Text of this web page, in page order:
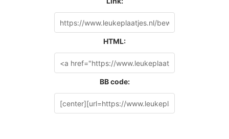
HTML:
BB code: